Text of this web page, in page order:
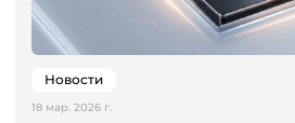
Новости
18 мар. 2026 г.